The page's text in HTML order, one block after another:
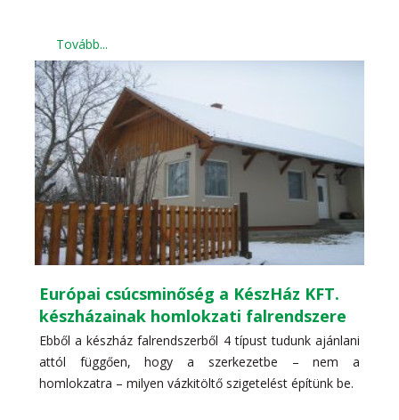
Tovább...
Európai csúcsminőség a KészHáz KFT.
készházainak homlokzati falrendszere
Ebből a készház falrendszerből 4 típust tudunk ajánlani
attól függően, hogy a szerkezetbe – nem a
homlokzatra – milyen vázkitöltő szigetelést építünk be.